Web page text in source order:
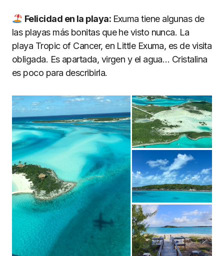
Felicidad en la playa: Exuma tiene algunas de
las playas más bonitas que he visto nunca. La
playa Tropic of Cancer, en Little Exuma, es de visita
obligada. Es apartada, virgen y el agua… Cristalina
es poco para describirla.